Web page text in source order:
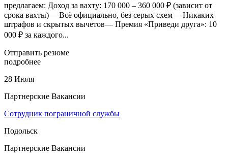
предлагаем: Доход за вахту: 170 000 – 360 000 ₽ (зависит от
срока вахты)— Всё официально, без серых схем— Никаких
штрафов и скрытых вычетов— Премия «Приведи друга»: 10
000 ₽ за каждого...
Отправить резюме
подробнее
28 Июля
Партнерские Вакансии
Сотрудник пограничной службы
Подольск
Партнерские Вакансии